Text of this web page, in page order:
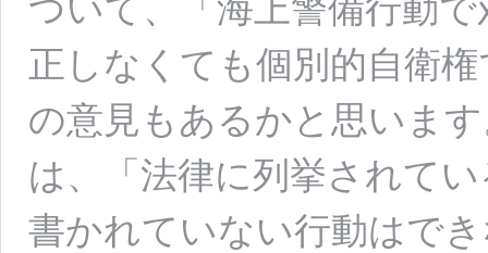
正しなくても個別的自衛
の意見もあるかと思いま
は、「法律に列挙されて
書かれていない行動はで